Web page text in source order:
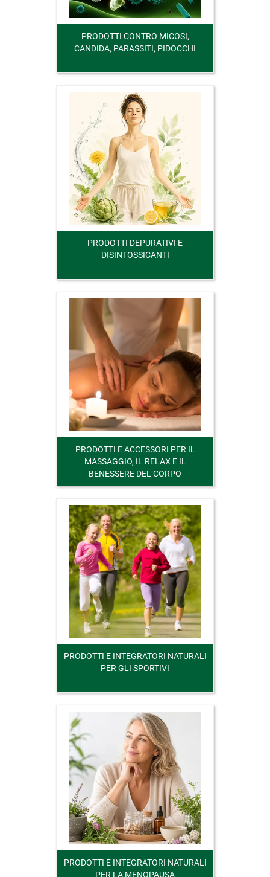
PRODOTTI CONTRO MICOSI,
CANDIDA, PARASSITI, PIDOCCHI
PRODOTTI DEPURATIVI E
DISINTOSSICANTI
PRODOTTI E ACCESSORI PER IL
MASSAGGIO, IL RELAX E IL
BENESSERE DEL CORPO
PRODOTTI E INTEGRATORI NATURALI
PER GLI SPORTIVI
PRODOTTI E INTEGRATORI NATURALI
PER LA MENOPAUSA